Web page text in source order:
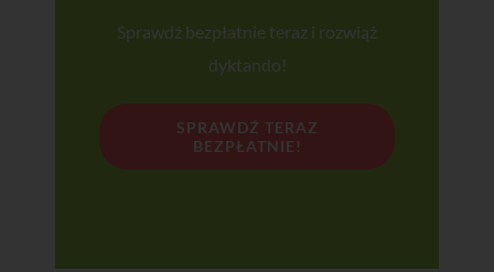
Sprawdź bezpłatnie teraz i rozwiąż
dyktando!
SPRAWDŹ TERAZ
BEZPŁATNIE!